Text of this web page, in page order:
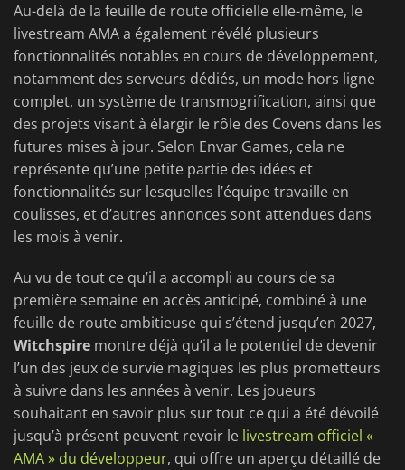
Au-delà de la feuille de route officielle elle-même, le
livestream AMA a également révélé plusieurs
fonctionnalités notables en cours de développement,
notamment des serveurs dédiés, un mode hors ligne
complet, un système de transmogrification, ainsi que
des projets visant à élargir le rôle des Covens dans les
futures mises à jour. Selon Envar Games, cela ne
représente qu’une petite partie des idées et
fonctionnalités sur lesquelles l’équipe travaille en
coulisses, et d’autres annonces sont attendues dans
les mois à venir.
Au vu de tout ce qu’il a accompli au cours de sa
première semaine en accès anticipé, combiné à une
feuille de route ambitieuse qui s’étend jusqu’en 2027,
Witchspire montre déjà qu’il a le potentiel de devenir
l’un des jeux de survie magiques les plus prometteurs
à suivre dans les années à venir. Les joueurs
souhaitant en savoir plus sur tout ce qui a été dévoilé
jusqu’à présent peuvent revoir le livestream officiel «
AMA » du développeur, qui offre un aperçu détaillé de